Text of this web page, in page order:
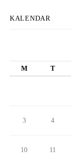
KALENDAR
M T
3 4
10 11